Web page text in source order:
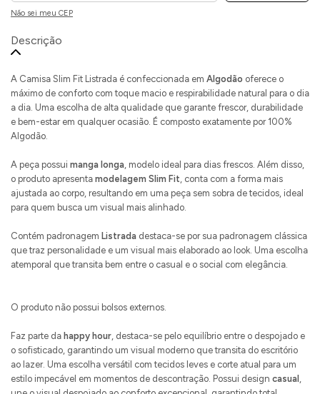
Não sei meu CEP
Descrição
A Camisa Slim Fit Listrada é confeccionada em Algodão oferece o
máximo de conforto com toque macio e respirabilidade natural para o dia
a dia. Uma escolha de alta qualidade que garante frescor, durabilidade
e bem-estar em qualquer ocasião. É composto exatamente por 100%
Algodão.
A peça possui manga longa, modelo ideal para dias frescos. Além disso,
o produto apresenta modelagem Slim Fit, conta com a forma mais
ajustada ao corpo, resultando em uma peça sem sobra de tecidos, ideal
para quem busca um visual mais alinhado.
Contém padronagem Listrada destaca-se por sua padronagem clássica
que traz personalidade e um visual mais elaborado ao look. Uma escolha
atemporal que transita bem entre o casual e o social com elegância.
O produto não possui bolsos externos.
Faz parte da happy hour, destaca-se pelo equilíbrio entre o despojado e
o sofisticado, garantindo um visual moderno que transita do escritório
ao lazer. Uma escolha versátil com tecidos leves e corte atual para um
estilo impecável em momentos de descontração. Possui design casual ,